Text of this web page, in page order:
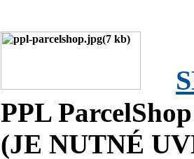
PPL
(JE NUTNÉ